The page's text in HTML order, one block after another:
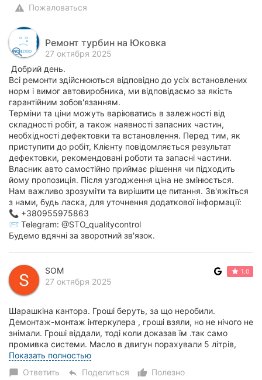
warning Пожаловаться
Ремонт турбин на Юковка
27 октября 2025
Добрий день.
Всі ремонти здійснюються відповідно до усіх встановлених
норм і вимог автовиробника, ми відповідаємо за якість
гарантійним зобов'язанням.
Терміни та ціни можуть варіюватись в залежності від
складності робіт, а також наявності запасних частин,
необхідності дефектовки та встановлення. Перед тим, як
приступити до робіт, Клієнту повідомляється результат
дефектовки, рекомендовані роботи та запасні частини.
Власник авто самостійно приймає рішення чи підходить
йому пропозиція. Після узгодження ціна не змінюється.
Нам важливо зрозуміти та вирішити це питання. Зв'яжіться
з нами, будь ласка, для уточнення додаткової інформації:
📞 +380955975863
📨 Telegram: @STO_qualitycontrol
Будемо вдячні за зворотний зв'язок.
SOM
27 октября 2025
1.0
Шарашкіна кантора. Гроші беруть, за що неробили.
Демонтаж-монтаж інтеркулера , гроші взяли, но не нічого не
знімали. Гроші віддали, тоді коли доказав їм .так само
промивка системи. Масло в двигун порахували 5 літрів,
хоча завжди лив 4 літри. Ціна 5 л...
Показать полностью
chat_bubble Ответить reply Поделиться thumb_up_alt
Полезно